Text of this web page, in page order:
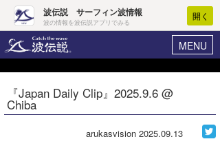
波伝説 サーフィン波情報
波の情報を波伝説アプリでみる
開く
MENU
ヘルプ マイホーム
ログイン
『Japan Daily Clip』2025.9.6 @
Chiba
arukasvision 2025.09.13
Core Surf Japan